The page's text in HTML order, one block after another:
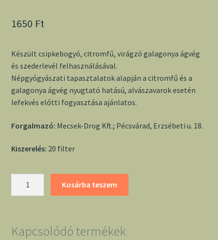
1650 Ft
Készült csipkebogyó, citromfű, virágzó galagonya ágvég
és szederlevél felhasználásával.
Népgyógyászati tapasztalatok alapján a citromfű és a
galagonya ágvég nyugtató hatású, alvászavarok esetén
lefekvés előtti fogyasztása ajánlatos.
Forgalmazó: Mecsek-Drog Kft.; Pécsvárad, Erzsébeti u. 18.
Kiszerelés: 20 filter
Kosárba teszem
Kapcsolódó termékek